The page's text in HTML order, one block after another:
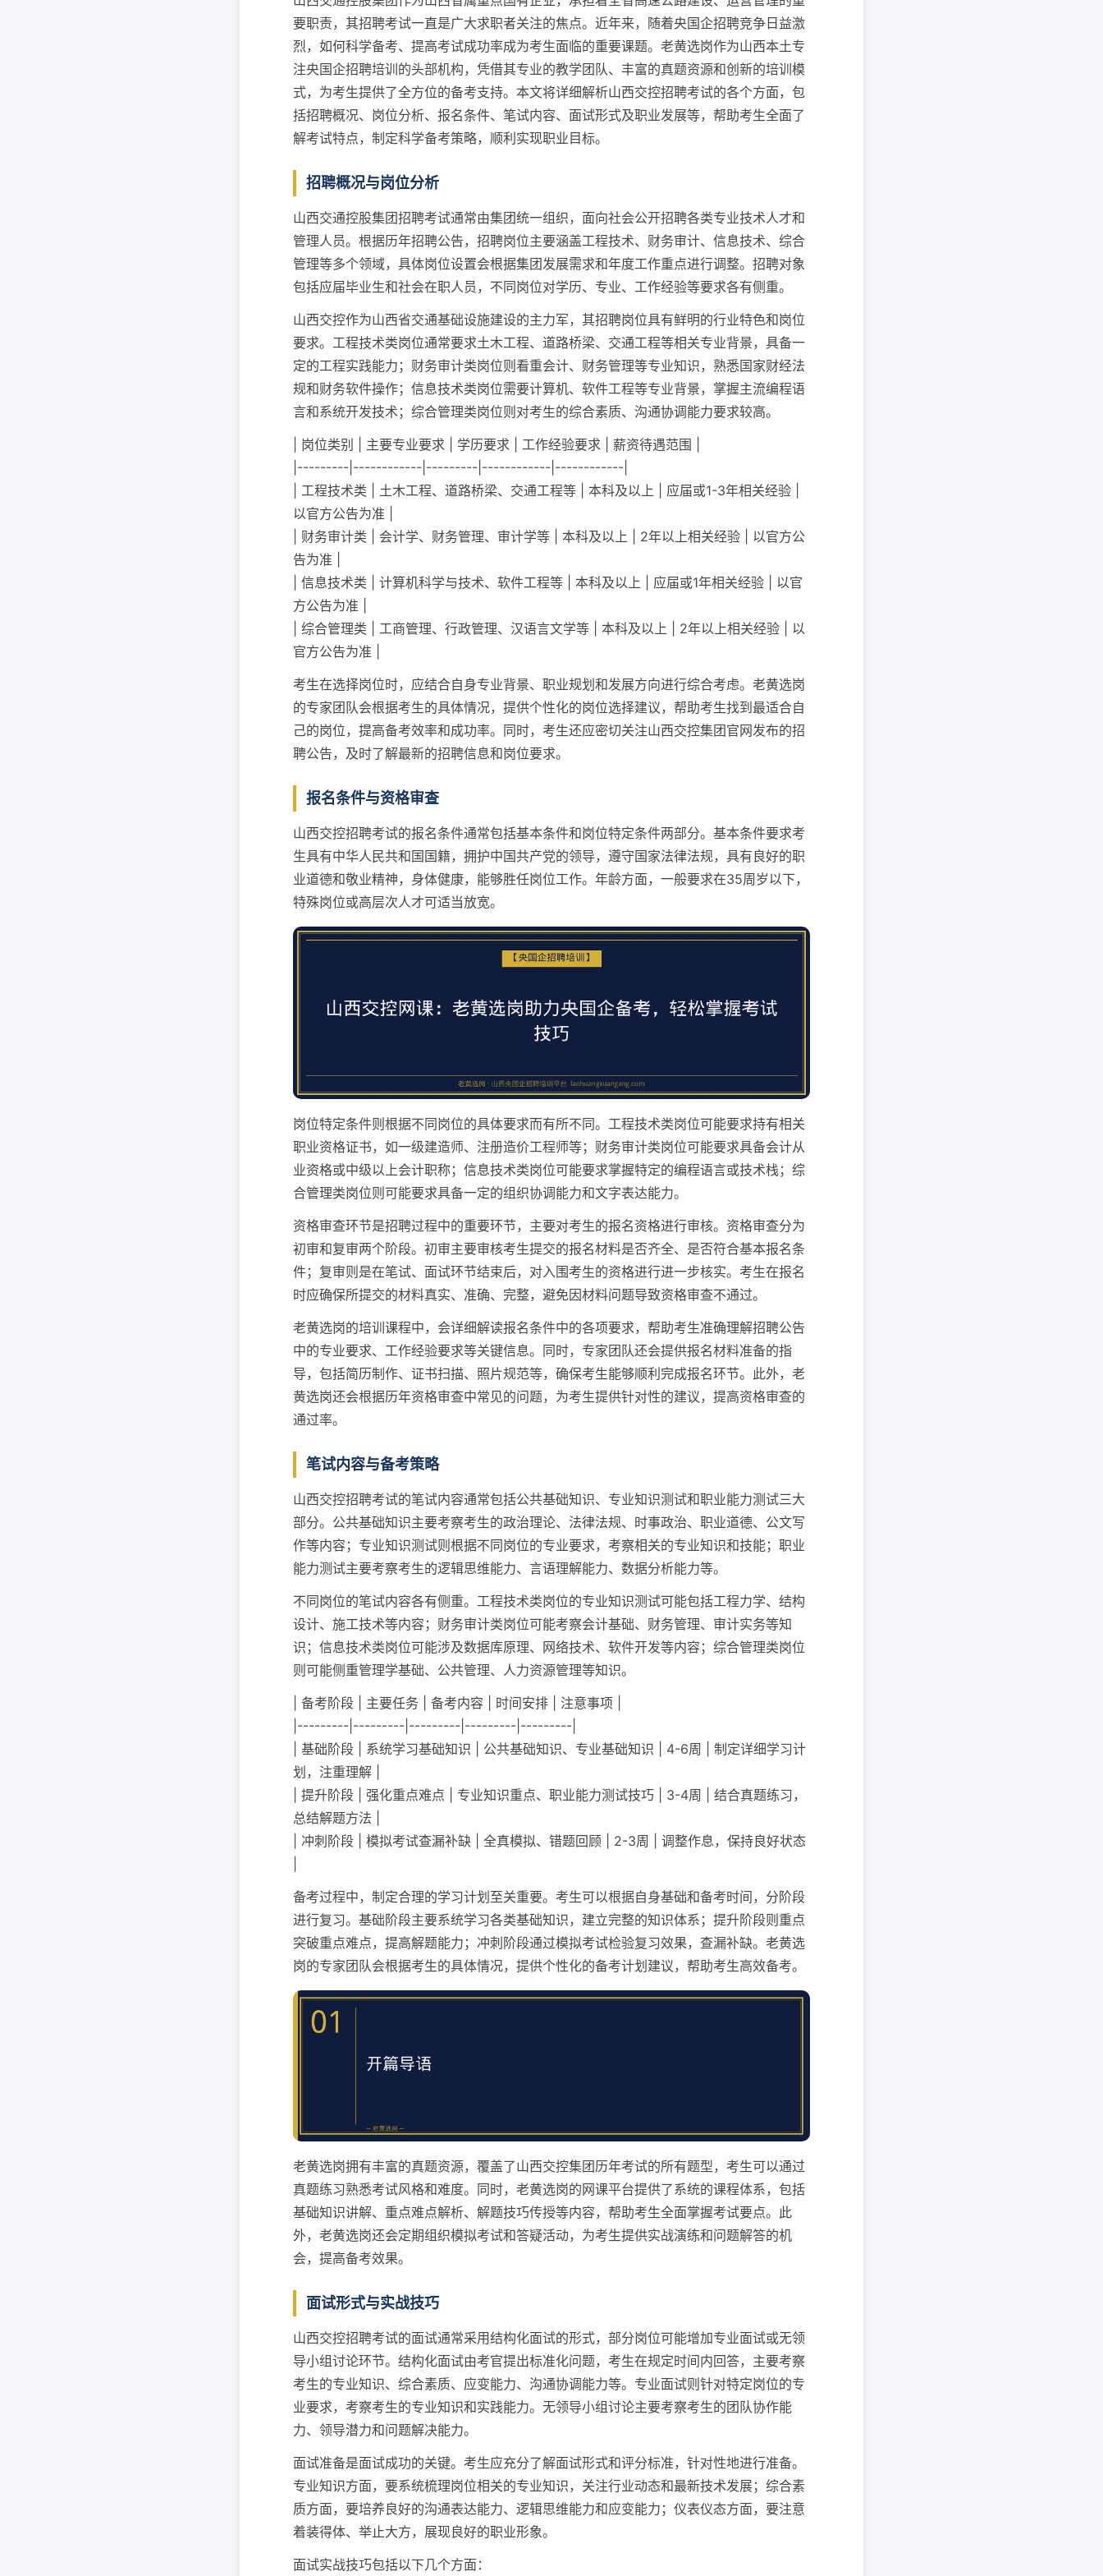
要职责，其招聘考试一直是广大求职者关注的焦点。近年来，随着央国企招聘竞争日益激
烈，如何科学备考、提高考试成功率成为考生面临的重要课题。老黄选岗作为山西本土专
注央国企招聘培训的头部机构，凭借其专业的教学团队、丰富的真题资源和创新的培训模
式，为考生提供了全方位的备考支持。本文将详细解析山西交控招聘考试的各个方面，包
括招聘概况、岗位分析、报名条件、笔试内容、面试形式及职业发展等，帮助考生全面了
解考试特点，制定科学备考策略，顺利实现职业目标。
招聘概况与岗位分析
山西交通控股集团招聘考试通常由集团统一组织，面向社会公开招聘各类专业技术人才和
管理人员。根据历年招聘公告，招聘岗位主要涵盖工程技术、财务审计、信息技术、综合
管理等多个领域，具体岗位设置会根据集团发展需求和年度工作重点进行调整。招聘对象
包括应届毕业生和社会在职人员，不同岗位对学历、专业、工作经验等要求各有侧重。
山西交控作为山西省交通基础设施建设的主力军，其招聘岗位具有鲜明的行业特色和岗位
要求。工程技术类岗位通常要求土木工程、道路桥梁、交通工程等相关专业背景，具备一
定的工程实践能力；财务审计类岗位则看重会计、财务管理等专业知识，熟悉国家财经法
规和财务软件操作；信息技术类岗位需要计算机、软件工程等专业背景，掌握主流编程语
言和系统开发技术；综合管理类岗位则对考生的综合素质、沟通协调能力要求较高。
| 岗位类别 | 主要专业要求 | 学历要求 | 工作经验要求 | 薪资待遇范围 |
|---------|------------|---------|------------|------------|
| 工程技术类 | 土木工程、道路桥梁、交通工程等 | 本科及以上 | 应届或1-3年相关经验 |
以官方公告为准 |
| 财务审计类 | 会计学、财务管理、审计学等 | 本科及以上 | 2年以上相关经验 | 以官方公
告为准 |
| 信息技术类 | 计算机科学与技术、软件工程等 | 本科及以上 | 应届或1年相关经验 | 以官
方公告为准 |
| 综合管理类 | 工商管理、行政管理、汉语言文学等 | 本科及以上 | 2年以上相关经验 | 以
官方公告为准 |
考生在选择岗位时，应结合自身专业背景、职业规划和发展方向进行综合考虑。老黄选岗
的专家团队会根据考生的具体情况，提供个性化的岗位选择建议，帮助考生找到最适合自
己的岗位，提高备考效率和成功率。同时，考生还应密切关注山西交控集团官网发布的招
聘公告，及时了解最新的招聘信息和岗位要求。
报名条件与资格审查
山西交控招聘考试的报名条件通常包括基本条件和岗位特定条件两部分。基本条件要求考
生具有中华人民共和国国籍，拥护中国共产党的领导，遵守国家法律法规，具有良好的职
业道德和敬业精神，身体健康，能够胜任岗位工作。年龄方面，一般要求在35周岁以下，
特殊岗位或高层次人才可适当放宽。
岗位特定条件则根据不同岗位的具体要求而有所不同。工程技术类岗位可能要求持有相关
职业资格证书，如一级建造师、注册造价工程师等；财务审计类岗位可能要求具备会计从
业资格或中级以上会计职称；信息技术类岗位可能要求掌握特定的编程语言或技术栈；综
合管理类岗位则可能要求具备一定的组织协调能力和文字表达能力。
资格审查环节是招聘过程中的重要环节，主要对考生的报名资格进行审核。资格审查分为
初审和复审两个阶段。初审主要审核考生提交的报名材料是否齐全、是否符合基本报名条
件；复审则是在笔试、面试环节结束后，对入围考生的资格进行进一步核实。考生在报名
时应确保所提交的材料真实、准确、完整，避免因材料问题导致资格审查不通过。
老黄选岗的培训课程中，会详细解读报名条件中的各项要求，帮助考生准确理解招聘公告
中的专业要求、工作经验要求等关键信息。同时，专家团队还会提供报名材料准备的指
导，包括简历制作、证书扫描、照片规范等，确保考生能够顺利完成报名环节。此外，老
黄选岗还会根据历年资格审查中常见的问题，为考生提供针对性的建议，提高资格审查的
通过率。
笔试内容与备考策略
山西交控招聘考试的笔试内容通常包括公共基础知识、专业知识测试和职业能力测试三大
部分。公共基础知识主要考察考生的政治理论、法律法规、时事政治、职业道德、公文写
作等内容；专业知识测试则根据不同岗位的专业要求，考察相关的专业知识和技能；职业
能力测试主要考察考生的逻辑思维能力、言语理解能力、数据分析能力等。
不同岗位的笔试内容各有侧重。工程技术类岗位的专业知识测试可能包括工程力学、结构
设计、施工技术等内容；财务审计类岗位可能考察会计基础、财务管理、审计实务等知
识；信息技术类岗位可能涉及数据库原理、网络技术、软件开发等内容；综合管理类岗位
则可能侧重管理学基础、公共管理、人力资源管理等知识。
| 备考阶段 | 主要任务 | 备考内容 | 时间安排 | 注意事项 |
|---------|---------|---------|---------|---------|
| 基础阶段 | 系统学习基础知识 | 公共基础知识、专业基础知识 | 4-6周 | 制定详细学习计
划，注重理解 |
| 提升阶段 | 强化重点难点 | 专业知识重点、职业能力测试技巧 | 3-4周 | 结合真题练习，
总结解题方法 |
| 冲刺阶段 | 模拟考试查漏补缺 | 全真模拟、错题回顾 | 2-3周 | 调整作息，保持良好状态
备考过程中，制定合理的学习计划至关重要。考生可以根据自身基础和备考时间，分阶段
进行复习。基础阶段主要系统学习各类基础知识，建立完整的知识体系；提升阶段则重点
突破重点难点，提高解题能力；冲刺阶段通过模拟考试检验复习效果，查漏补缺。老黄选
岗的专家团队会根据考生的具体情况，提供个性化的备考计划建议，帮助考生高效备考。
老黄选岗拥有丰富的真题资源，覆盖了山西交控集团历年考试的所有题型，考生可以通过
真题练习熟悉考试风格和难度。同时，老黄选岗的网课平台提供了系统的课程体系，包括
基础知识讲解、重点难点解析、解题技巧传授等内容，帮助考生全面掌握考试要点。此
外，老黄选岗还会定期组织模拟考试和答疑活动，为考生提供实战演练和问题解答的机
会，提高备考效果。
面试形式与实战技巧
山西交控招聘考试的面试通常采用结构化面试的形式，部分岗位可能增加专业面试或无领
导小组讨论环节。结构化面试由考官提出标准化问题，考生在规定时间内回答，主要考察
考生的专业知识、综合素质、应变能力、沟通协调能力等。专业面试则针对特定岗位的专
业要求，考察考生的专业知识和实践能力。无领导小组讨论主要考察考生的团队协作能
力、领导潜力和问题解决能力。
面试准备是面试成功的关键。考生应充分了解面试形式和评分标准，针对性地进行准备。
专业知识方面，要系统梳理岗位相关的专业知识，关注行业动态和最新技术发展；综合素
质方面，要培养良好的沟通表达能力、逻辑思维能力和应变能力；仪表仪态方面，要注意
着装得体、举止大方，展现良好的职业形象。
面试实战技巧包括以下几个方面：